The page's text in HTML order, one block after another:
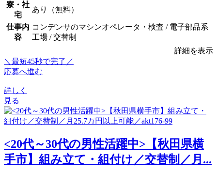
寮・社
宅
あり（無料）
仕事内
容
コンデンサのマシンオペレータ・検査 / 電子部品系
工場 / 交替制
詳細を表示
＼最短45秒で完了／
応募へ進む
詳しく
見る
<20代～30代の男性活躍中>【秋田県横
手市】組み立て・組付け／交替制／月...